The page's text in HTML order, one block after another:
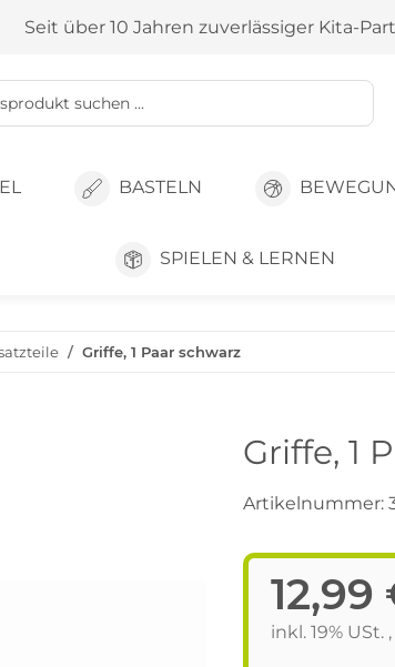
Seit über 10 Jahren zuverlässiger Kita-
BASTELN
SPIELEN & LERNEN
Griffe, 1 Paar schwarz
Griffe, 1
Artikelnummer:
12,99
inkl. 19% USt.